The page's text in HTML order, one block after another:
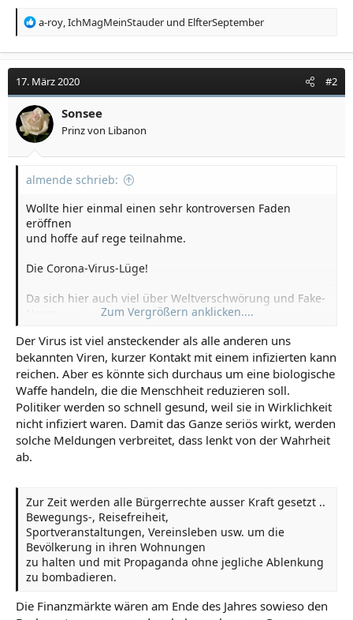
R
a
t
i
o
n
e
a-roy IchMagMeinStauder und ElfterSeptember
17. März 2020 #2
Sonsee
Prinz von Libanon
almende schrieb:
Wollte hier einmal einen sehr kontroversen Faden
eröffnen
und hoffe auf rege teilnahme.
Die Corona-Virus-Lüge!
Da sich hier auch viel über Weltverschwörung und Fake-
Der Virus exestiert in der überall gezielt gemeldeten
gefährlichen Art nicht.
Vielmehr werden alle mit einem eher milden Virus
infiziert und Störer bei
der anmgeblichen Behandlung mit einem morbiden
Erreger geimpft.
Zum Vergrößern anklicken....
Der Virus ist viel ansteckender als alle anderen uns
bekannten Viren, kurzer Kontakt mit einem infizierten kann
reichen. Aber es könnte sich durchaus um eine biologische
Waffe handeln, die die Menschheit reduzieren soll.
Politiker werden so schnell gesund, weil sie in Wirklichkeit
nicht infiziert waren. Damit das Ganze seriös wirkt, werden
solche Meldungen verbreitet, dass lenkt von der Wahrheit
ab.
Zur Zeit werden alle Bürgerrechte ausser Kraft gesetzt ..
Bewegungs-, Reisefreiheit,
Sportveranstaltungen, Vereinsleben usw. um die
Bevölkerung in ihren Wohnungen
zu halten und mit Propaganda ohne jegliche Ablenkung
zu bombadieren.
Die Finanzmärkte wären am Ende des Jahres sowieso den